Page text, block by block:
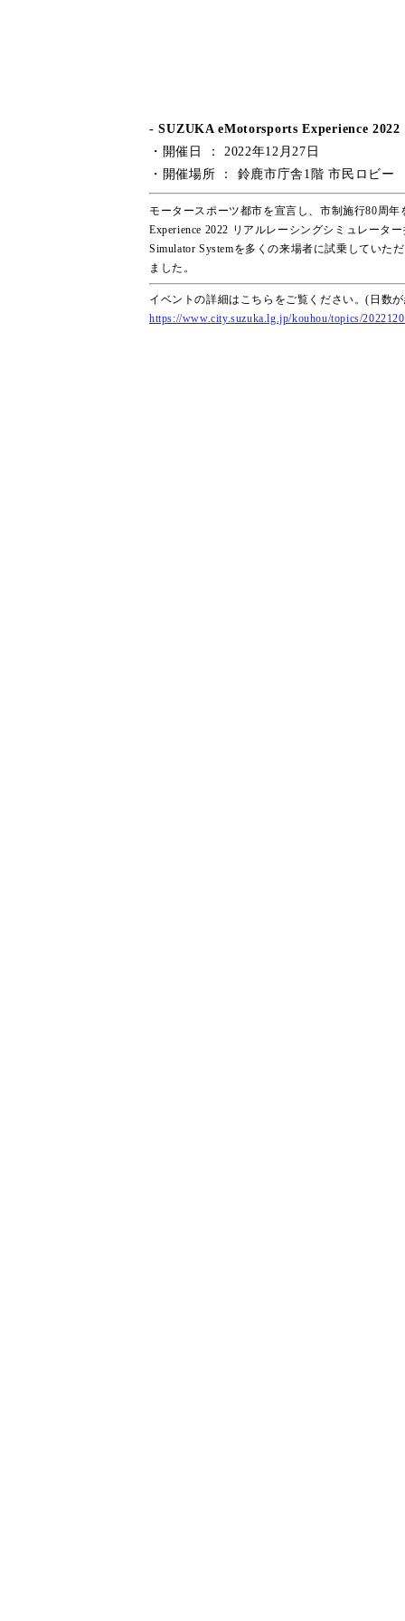
- SUZUKA eMotorsports Experience
・開催日 ： 2022年12月27日
・開催場所 ： 鈴鹿市庁舎1階 市民ロビー
モータースポーツ都市を宣言し、市制施行80周
Experience 2022 リアルレーシングシミュレータ
Simulator Systemを多くの来場者に試乗していた
ました。
イベントの詳細はこちらをご覧ください。(日数
https://www.city.suzuka.lg.jp/kouhou/topics/